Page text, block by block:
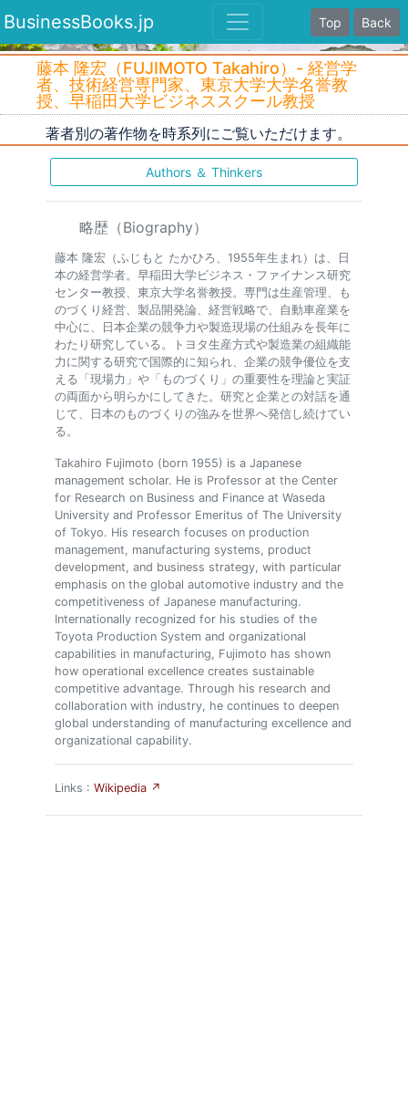
BusinessBooks.jp Top Back
藤本 隆宏（FUJIMOTO Takahiro）- 経営学
者、技術経営専門家、東京大学大学名誉教
授、早稲田大学ビジネススクール教授
著者別の著作物を時系列にご覧いただけます。
Authors ＆ Thinkers
略歴（Biography）
藤本 隆宏（ふじもと たかひろ、1955年生まれ）は、日
本の経営学者。早稲田大学ビジネス・ファイナンス研究
センター教授、東京大学名誉教授。専門は生産管理、も
のづくり経営、製品開発論、経営戦略で、自動車産業を
中心に、日本企業の競争力や製造現場の仕組みを長年に
わたり研究している。トヨタ生産方式や製造業の組織能
力に関する研究で国際的に知られ、企業の競争優位を支
える「現場力」や「ものづくり」の重要性を理論と実証
の両面から明らかにしてきた。研究と企業との対話を通
じて、日本のものづくりの強みを世界へ発信し続けてい
る。
Takahiro Fujimoto (born 1955) is a Japanese
management scholar. He is Professor at the Center
for Research on Business and Finance at Waseda
University and Professor Emeritus of The University
of Tokyo. His research focuses on production
management, manufacturing systems, product
development, and business strategy, with particular
emphasis on the global automotive industry and the
competitiveness of Japanese manufacturing.
Internationally recognized for his studies of the
Toyota Production System and organizational
capabilities in manufacturing, Fujimoto has shown
how operational excellence creates sustainable
competitive advantage. Through his research and
collaboration with industry, he continues to deepen
global understanding of manufacturing excellence and
organizational capability.
Links : Wikipedia ↗